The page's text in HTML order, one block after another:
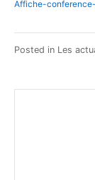
Affiche-
Posted in Les